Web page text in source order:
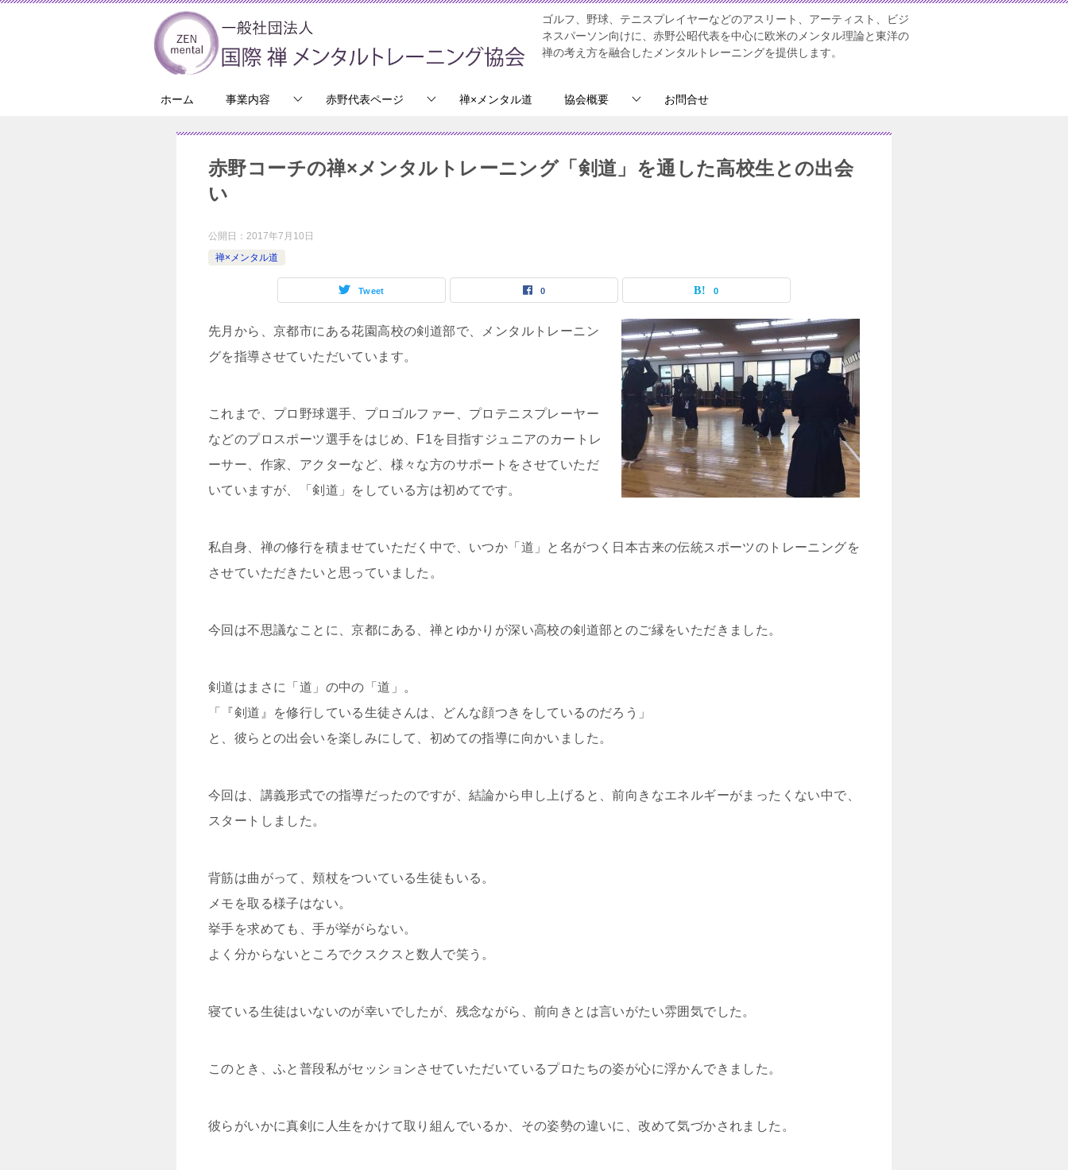
ゴルフ、野球、テニスプレイヤーなどのアスリート、アーティスト、ビジ
ネスパーソン向けに、赤野公昭代表を中心に欧米のメンタル理論と東洋の
禅の考え方を融合したメンタルトレーニングを提供します。
ホーム 事業内容 赤野代表ページ 禅×メンタル道 協会概要 お問合せ
赤野コーチの禅×メンタルトレーニング「剣道」を通した高校生との出会
い
公開日： 2017年7月10日
禅×メンタル道
Tweet 0 0
先月から、京都市にある花園高校の剣道部で、メンタルトレーニン
グを指導させていただいています。
これまで、プロ野球選手、プロゴルファー、プロテニスプレーヤー
などのプロスポーツ選手をはじめ、F1を目指すジュニアのカートレ
ーサー、作家、アクターなど、様々な方のサポートをさせていただ
いていますが、「剣道」をしている方は初めてです。
私自身、禅の修行を積ませていただく中で、いつか「道」と名がつく日本古来の伝統スポーツのトレーニングを
させていただきたいと思っていました。
今回は不思議なことに、京都にある、禅とゆかりが深い高校の剣道部とのご縁をいただきました。
剣道はまさに「道」の中の「道」。
「『剣道』を修行している生徒さんは、どんな顔つきをしているのだろう」
と、彼らとの出会いを楽しみにして、初めての指導に向かいました。
今回は、講義形式での指導だったのですが、結論から申し上げると、前向きなエネルギーがまったくない中で、
スタートしました。
背筋は曲がって、頬杖をついている生徒もいる。
メモを取る様子はない。
挙手を求めても、手が挙がらない。
よく分からないところでクスクスと数人で笑う。
寝ている生徒はいないのが幸いでしたが、残念ながら、前向きとは言いがたい雰囲気でした。
このとき、ふと普段私がセッションさせていただいているプロたちの姿が心に浮かんできました。
彼らがいかに真剣に人生をかけて取り組んでいるか、その姿勢の違いに、改めて気づかされました。